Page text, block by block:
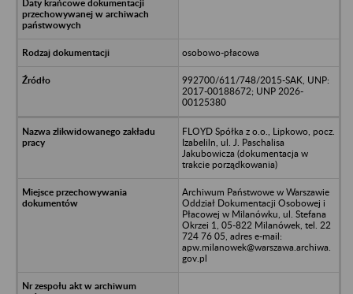
osobowo-płacowa
992700/611/748/2015-SAK, UNP:
2017-00188672; UNP 2026-
00125380
FLOYD Spółka z o.o., Lipkowo, pocz.
Izabeliln, ul. J. Paschalisa
Jakubowicza (dokumentacja w
trakcie porządkowania)
Archiwum Państwowe w Warszawie
Oddział Dokumentacji Osobowej i
Płacowej w Milanówku, ul. Stefana
Okrzei 1, 05-822 Milanówek, tel. 22
724 76 05, adres e-mail:
apw.milanowek@warszawa.archiwa.
gov.pl